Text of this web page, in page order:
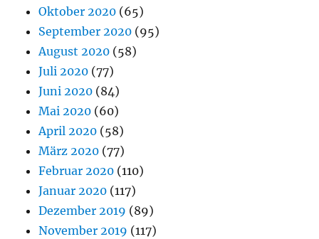
Oktober 2020 (65)
September 2020 (95)
August 2020 (58)
Juli 2020 (77)
Juni 2020 (84)
Mai 2020 (60)
April 2020 (58)
März 2020 (77)
Februar 2020 (110)
Januar 2020 (117)
Dezember 2019 (89)
November 2019 (117)